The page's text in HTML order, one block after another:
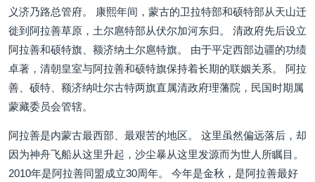
义济乃路总管府。 康熙年间，蒙古的卫拉特部和硕特部从天山迁
徙到阿拉善草原，土尔扈特部从伏尔加河东归。 清政府先后设立
阿拉善和硕特旗、额济纳土尔扈特旗。 由于平定西部边疆的功绩
卓著，清朝皇室与阿拉善和硕特旗保持着长期的联姻关系。 阿拉
善、硕特、额济纳吐尔古特两旗直属清政府理藩院，民国时期属
蒙藏委员会管辖。
阿拉善是内蒙古最西部、最艰苦的地区。 这里虽然偏远落后，却
因为神舟飞船从这里升起，沙尘暴从这里发源而为世人所瞩目。
2010年是阿拉善同盟成立30周年。 今年是金秋，是阿拉善最好